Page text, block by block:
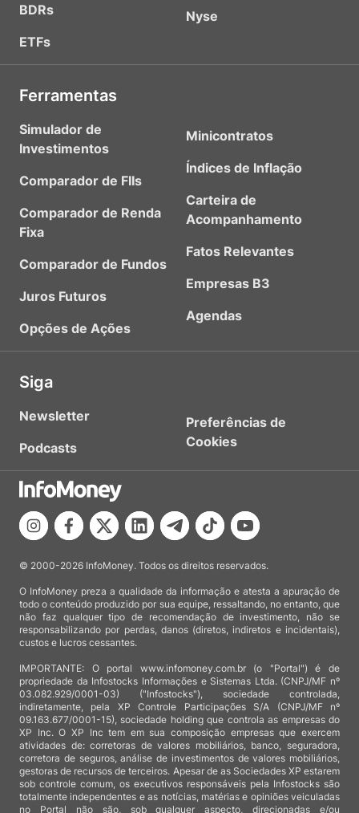
BDRs
ETFs
Nyse
Ferramentas
Simulador de
Investimentos
Comparador de FIIs
Comparador de Renda
Fixa
Comparador de Fundos
Juros Futuros
Opções de Ações
Minicontratos
Índices de Inflação
Carteira de
Acompanhamento
Fatos Relevantes
Empresas B3
Agendas
Siga
Newsletter
Podcasts
Preferências de
Cookies
© 2000-2026 InfoMoney. Todos os direitos reservados.
O InfoMoney preza a qualidade da informação e atesta a apuração de
todo o conteúdo produzido por sua equipe, ressaltando, no entanto, que
não faz qualquer tipo de recomendação de investimento, não se
responsabilizando por perdas, danos (diretos, indiretos e incidentais),
custos e lucros cessantes.
IMPORTANTE: O portal www.infomoney.com.br (o "Portal") é de
propriedade da Infostocks Informações e Sistemas Ltda. (CNPJ/MF nº
03.082.929/0001-03) ("Infostocks"), sociedade controlada,
indiretamente, pela XP Controle Participações S/A (CNPJ/MF nº
09.163.677/0001-15), sociedade holding que controla as empresas do
XP Inc. O XP Inc tem em sua composição empresas que exercem
atividades de: corretoras de valores mobiliários, banco, seguradora,
corretora de seguros, análise de investimentos de valores mobiliários,
gestoras de recursos de terceiros. Apesar de as Sociedades XP estarem
sob controle comum, os executivos responsáveis pela Infostocks são
totalmente independentes e as notícias, matérias e opiniões veiculadas
no Portal não são, sob qualquer aspecto, direcionadas e/ou